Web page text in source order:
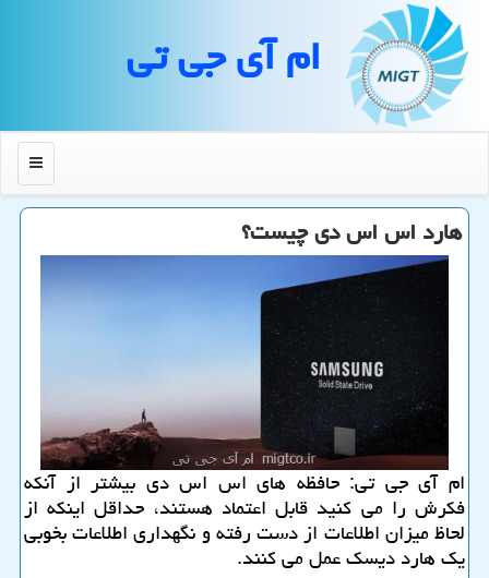
ام آی جی تی
منو
هارد اس اس دی چیست؟
ام آی جی تی: حافظه های اس اس دی بیشتر از آنكه
فكرش را می كنید قابل اعتماد هستند، حداقل اینكه از
لحاظ میزان اطلاعات از دست رفته و نگهداری اطلاعات بخوبی
یك هارد دیسك عمل می كنند.